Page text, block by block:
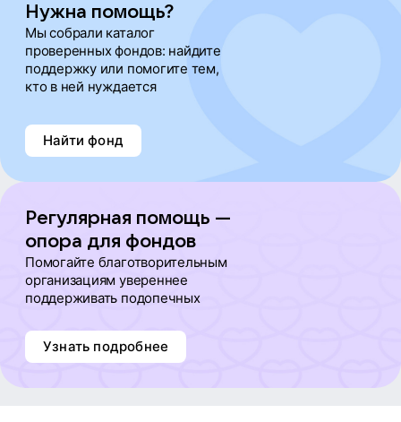
Нужна помощь?
Мы собрали каталог
проверенных фондов: найдите
поддержку или помогите тем,
кто в ней нуждается
Найти фонд
Регулярная помощь —
опора для фондов
Помогайте благотворительным
организациям увереннее
поддерживать подопечных
Узнать подробнее